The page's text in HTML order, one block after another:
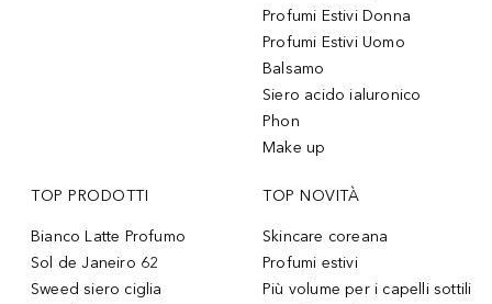
Profumi Estivi Donna
Profumi Estivi Uomo
Balsamo
Siero acido ialuronico
Phon
Make up
TOP PRODOTTI
Bianco Latte Profumo
Sol de Janeiro 62
Sweed siero ciglia
TOP NOVITÀ
Skincare coreana
Profumi estivi
Più volume per i capelli sottili